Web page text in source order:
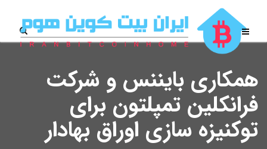
همکاری بایننس و شرکت
فرانکلین تمپلتون برای
توکنیزه سازی اوراق بهادار